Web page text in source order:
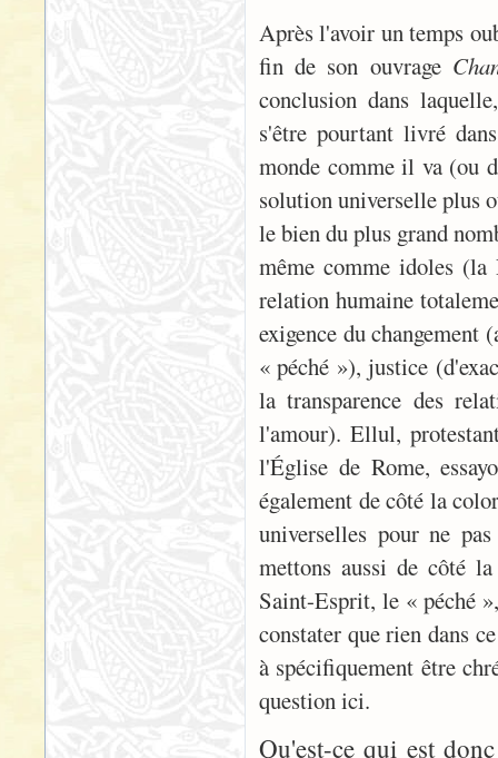
Après l'avoir un temps
fin de son ouvrage
conclusion dans
s'être pourtant livré
monde comme il va (ou
solution universelle plus
le bien du plus grand
même comme idoles (la
relation humaine
exigence du
« péché »), justice
la transparence des
l'amour). Ellul,
l'Église de Rome,
également de côté la
universelles pour ne
mettons aussi de côté
Saint-Esprit, le « péché
constater que rien dans
à spécifiquement être
question ici.
Qu'est-ce qui est